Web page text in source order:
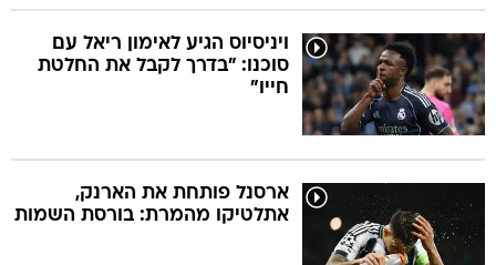
ויניסיוס הגיע לאימון ריאל עם
סוכנו: "בדרך לקבל את החלטת
חייו"
ארסנל פותחת את הארנק,
אתלטיקו מהמרת: בורסת השמות